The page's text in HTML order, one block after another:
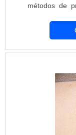
positiva no
qualidade,
de ponta a
métodos de
como uma
ambiente.